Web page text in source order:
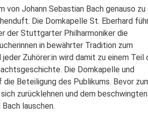
von Johann Sebastian Bach genauso zu
Die Domkapelle St. Eberhard
der Stuttgarter Philharmoniker die
in bewährter Tradition zum
Zuhörer:in wird damit zu einem Teil
Die Domkapelle und
Beteiligung des Publikums. Bevor
zurücklehnen und dem beschwingten
lauschen.